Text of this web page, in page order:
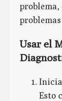
Usar el
Esto